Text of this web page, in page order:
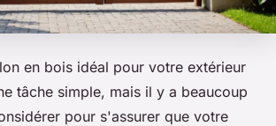
en bois idéal pour votre extérieur
tâche simple, mais il y a beaucoup
pour s'assurer que votre